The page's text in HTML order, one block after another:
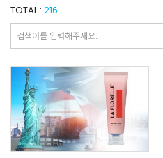
TOTAL : 216
검색